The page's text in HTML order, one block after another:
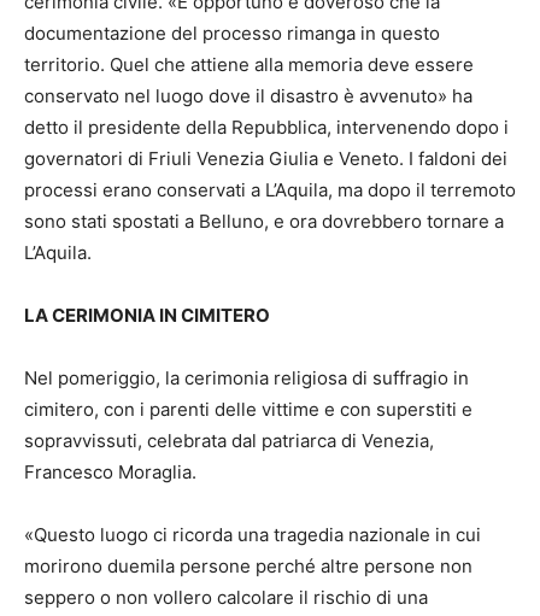
documentazione del processo rimanga in questo
territorio. Quel che attiene alla memoria deve essere
conservato nel luogo dove il disastro è avvenuto» ha
detto il presidente della Repubblica, intervenendo dopo i
governatori di Friuli Venezia Giulia e Veneto. I faldoni dei
processi erano conservati a L’Aquila, ma dopo il terremoto
sono stati spostati a Belluno, e ora dovrebbero tornare a
L’Aquila.
LA CERIMONIA IN CIMITERO
Nel pomeriggio, la cerimonia religiosa di suffragio in
cimitero, con i parenti delle vittime e con superstiti e
sopravvissuti, celebrata dal patriarca di Venezia,
Francesco Moraglia.
«Questo luogo ci ricorda una tragedia nazionale in cui
morirono duemila persone perché altre persone non
seppero o non vollero calcolare il rischio di una